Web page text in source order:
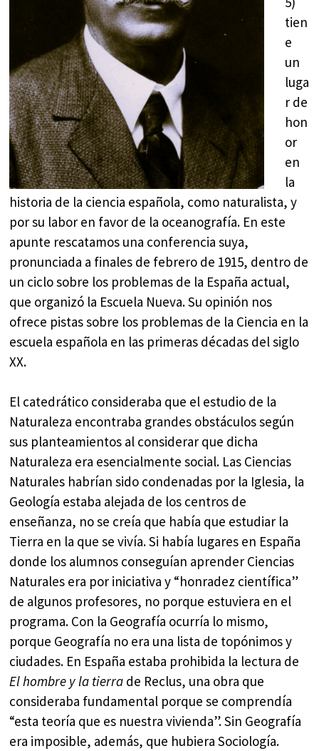
tien
e
un
luga
r de
hon
or
en
la
historia de la ciencia española, como naturalista, y
por su labor en favor de la oceanografía. En este
apunte rescatamos una conferencia suya,
pronunciada a finales de febrero de 1915, dentro de
un ciclo sobre los problemas de la España actual,
que organizó la Escuela Nueva. Su opinión nos
ofrece pistas sobre los problemas de la Ciencia en la
escuela española en las primeras décadas del siglo
XX.
El catedrático consideraba que el estudio de la
Naturaleza encontraba grandes obstáculos según
sus planteamientos al considerar que dicha
Naturaleza era esencialmente social. Las Ciencias
Naturales habrían sido condenadas por la Iglesia, la
Geología estaba alejada de los centros de
enseñanza, no se creía que había que estudiar la
Tierra en la que se vivía. Si había lugares en España
donde los alumnos conseguían aprender Ciencias
Naturales era por iniciativa y “honradez científica”
de algunos profesores, no porque estuviera en el
programa. Con la Geografía ocurría lo mismo,
porque Geografía no era una lista de topónimos y
ciudades. En España estaba prohibida la lectura de
El hombre y la tierra de Reclus, una obra que
consideraba fundamental porque se comprendía
“esta teoría que es nuestra vivienda”. Sin Geografía
era imposible, además, que hubiera Sociología.